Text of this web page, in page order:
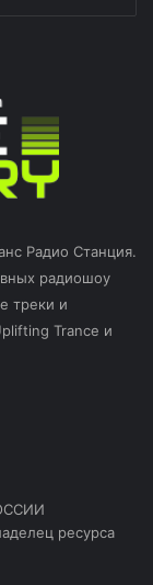
Радио Станция.
радиошоу
треки и
Trance и
ресурса